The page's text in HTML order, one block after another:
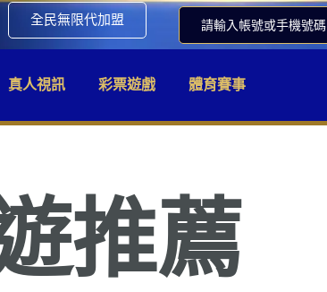
全民無限代加盟 請輸入帳號或手機號碼
真人視訊 彩票遊戲 體育賽事
推薦